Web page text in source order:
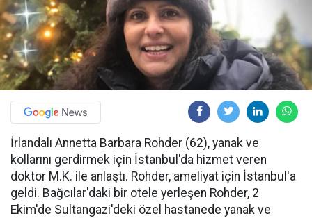
İrlandalı Annetta Barbara Rohder (62), yanak ve
kollarını gerdirmek için İstanbul'da hizmet veren
doktor M.K. ile anlaştı. Rohder, ameliyat için İstanbul'a
geldi. Bağcılar'daki bir otele yerleşen Rohder, 2
Ekim'de Sultangazi'deki özel hastanede yanak ve